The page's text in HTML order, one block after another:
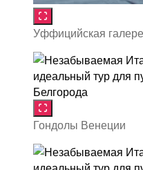
Уффицийская
Гондолы Венеции